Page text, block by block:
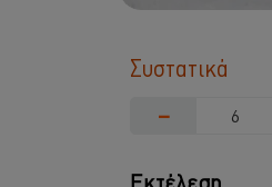
Συστατικά
−